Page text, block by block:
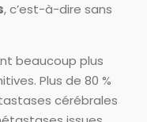
, c’est-à-dire sans
beaucoup plus
Plus de 80 %
cérébrales